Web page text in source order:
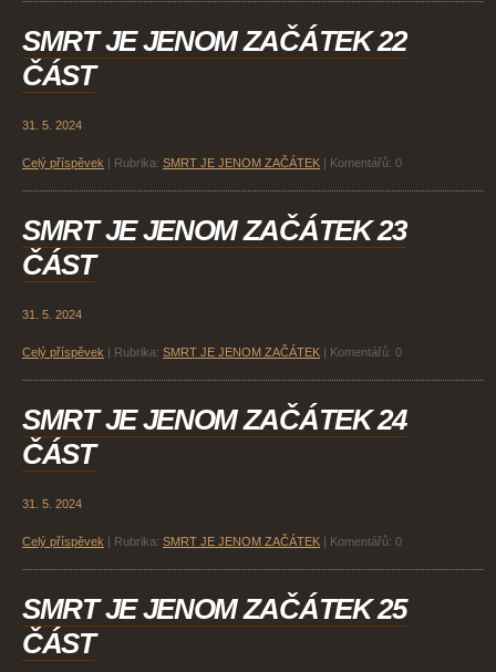
SMRT JE JENOM ZAČÁTEK 22
ČÁST
31. 5. 2024
Celý příspěvek Rubrika: SMRT JE JENOM ZAČÁTEK Komentářů: 0
SMRT JE JENOM ZAČÁTEK 23
ČÁST
31. 5. 2024
Celý příspěvek Rubrika: SMRT JE JENOM ZAČÁTEK Komentářů: 0
SMRT JE JENOM ZAČÁTEK 24
ČÁST
31. 5. 2024
Celý příspěvek Rubrika: SMRT JE JENOM ZAČÁTEK Komentářů: 0
SMRT JE JENOM ZAČÁTEK 25
ČÁST